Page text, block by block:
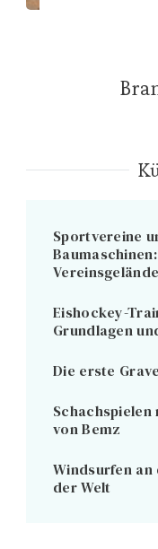
Sportvereine
Eishockey-
Grundlagen
Die erste
von Bemz
Windsurfen
der Welt